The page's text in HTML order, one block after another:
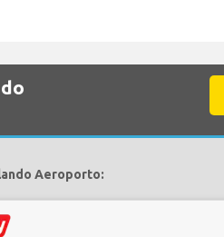
Aeroporto: